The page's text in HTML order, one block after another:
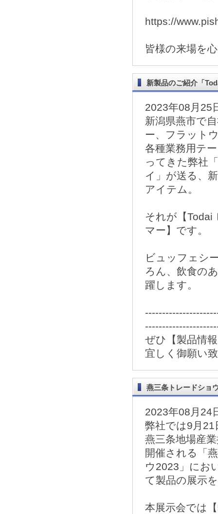
https://
皆様の来場を
新製品のご紹介「
2023年08月25
新潟県燕市で
ー、フラット
各種業務用テ
ってきた弊社
イ」が送る、
アイテム。
それが【Todai
マー】です。
ビュッフェシ
ろん、飲食の
躍します。
ぜひ【製品情
宜しく御願い
燕三条トレードショ
2023年08月24
弊社では9月21
燕三条地場産
開催される「
ウ2023」にお
て製品の展示
本展示会では